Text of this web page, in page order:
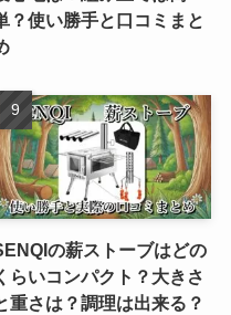
？使い勝手と口コミまと
の薪ストーブはどの
らいコンパクト？大きさ
重さは？調理は出来る？